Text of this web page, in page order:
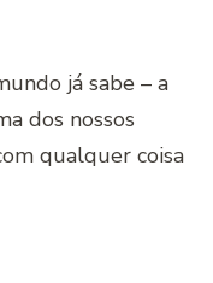
já sabe – a
dos nossos
qualquer coisa